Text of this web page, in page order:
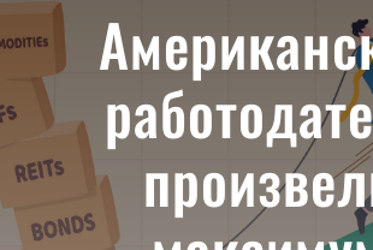
ЧТО ТАКОЕ ETF
ИНВЕСТИЦИИ В ETF
ТЕМАТИЧЕСКИЕ ETF